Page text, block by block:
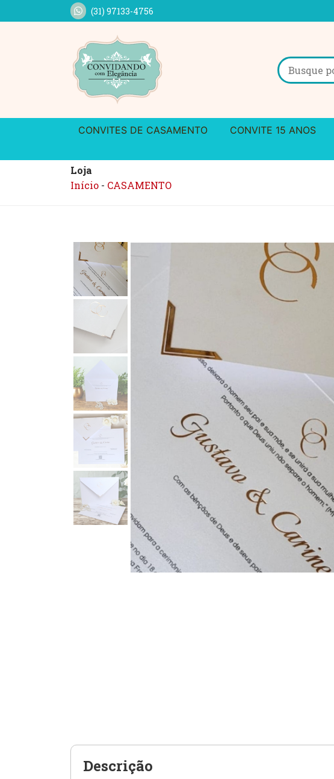
(31) 97133-4756
Search
for:
CONVITES DE CASAMENTO CONVITE 15 ANOS
Loja
Início - CASAMENTO
Descrição